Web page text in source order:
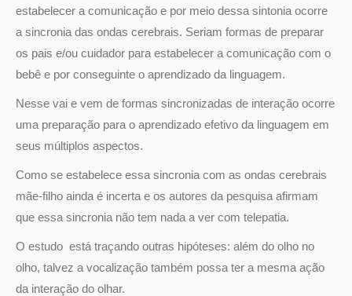
estabelecer a comunicação e por meio dessa sintonia ocorre
a sincronia das ondas cerebrais. Seriam formas de preparar
os pais e/ou cuidador para estabelecer a comunicação com o
bebê e por conseguinte o aprendizado da linguagem.
Nesse vai e vem de formas sincronizadas de interação ocorre
uma preparação para o aprendizado efetivo da linguagem em
seus múltiplos aspectos.
Como se estabelece essa sincronia com as ondas cerebrais
mãe-filho ainda é incerta e os autores da pesquisa afirmam
que essa sincronia não tem nada a ver com telepatia.
O estudo está traçando outras hipóteses: além do olho no
olho, talvez a vocalização também possa ter a mesma ação
da interação do olhar.